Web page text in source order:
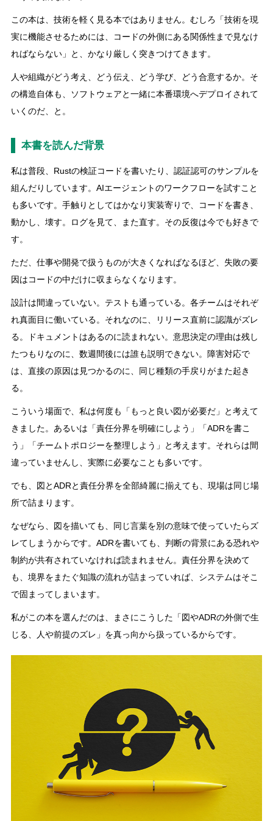
この本は、技術を軽く見る本ではありません。むしろ「技術を現
実に機能させるためには、コードの外側にある関係性まで見なけ
ればならない」と、かなり厳しく突きつけてきます。
人や組織がどう考え、どう伝え、どう学び、どう合意するか。そ
の構造自体も、ソフトウェアと一緒に本番環境へデプロイされて
いくのだ、と。
本書を読んだ背景
私は普段、Rustの検証コードを書いたり、認証認可のサンプルを
組んだりしています。AIエージェントのワークフローを試すこと
も多いです。手触りとしてはかなり実装寄りで、コードを書き、
動かし、壊す。ログを見て、また直す。その反復は今でも好きで
す。
ただ、仕事や開発で扱うものが大きくなればなるほど、失敗の要
因はコードの中だけに収まらなくなります。
設計は間違っていない。テストも通っている。各チームはそれぞ
れ真面目に働いている。それなのに、リリース直前に認識がズレ
る。ドキュメントはあるのに読まれない。意思決定の理由は残し
たつもりなのに、数週間後には誰も説明できない。障害対応で
は、直接の原因は見つかるのに、同じ種類の手戻りがまた起き
る。
こういう場面で、私は何度も「もっと良い図が必要だ」と考えて
きました。あるいは「責任分界を明確にしよう」「ADRを書こ
う」「チームトポロジーを整理しよう」と考えます。それらは間
違っていませんし、実際に必要なことも多いです。
でも、図とADRと責任分界を全部綺麗に揃えても、現場は同じ場
所で詰まります。
なぜなら、図を描いても、同じ言葉を別の意味で使っていたらズ
レてしまうからです。ADRを書いても、判断の背景にある恐れや
制約が共有されていなければ読まれません。責任分界を決めて
も、境界をまたぐ知識の流れが詰まっていれば、システムはそこ
で固まってしまいます。
私がこの本を選んだのは、まさにこうした「図やADRの外側で生
じる、人や前提のズレ」を真っ向から扱っているからです。